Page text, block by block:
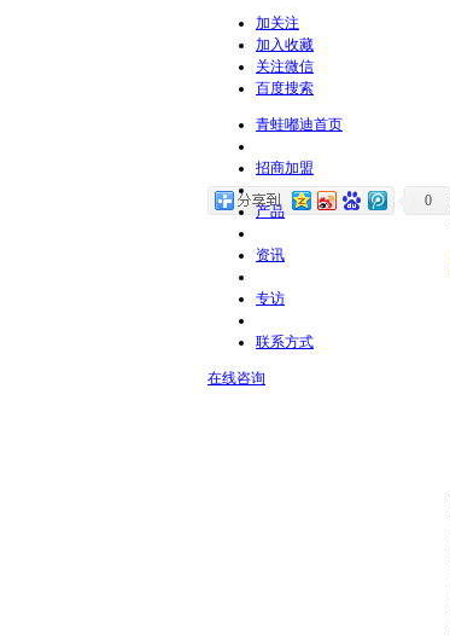
加关注
加入收藏
关注微信
百度搜索
青蛙嘟迪首页
招商加盟
产品
资讯
专访
联系方式
在线咨询
0